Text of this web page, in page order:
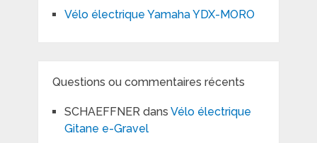
Vélo électrique Yamaha YDX-MORO
Questions ou commentaires récents
SCHAEFFNERdans Vélo électrique
Gitane e-Gravel